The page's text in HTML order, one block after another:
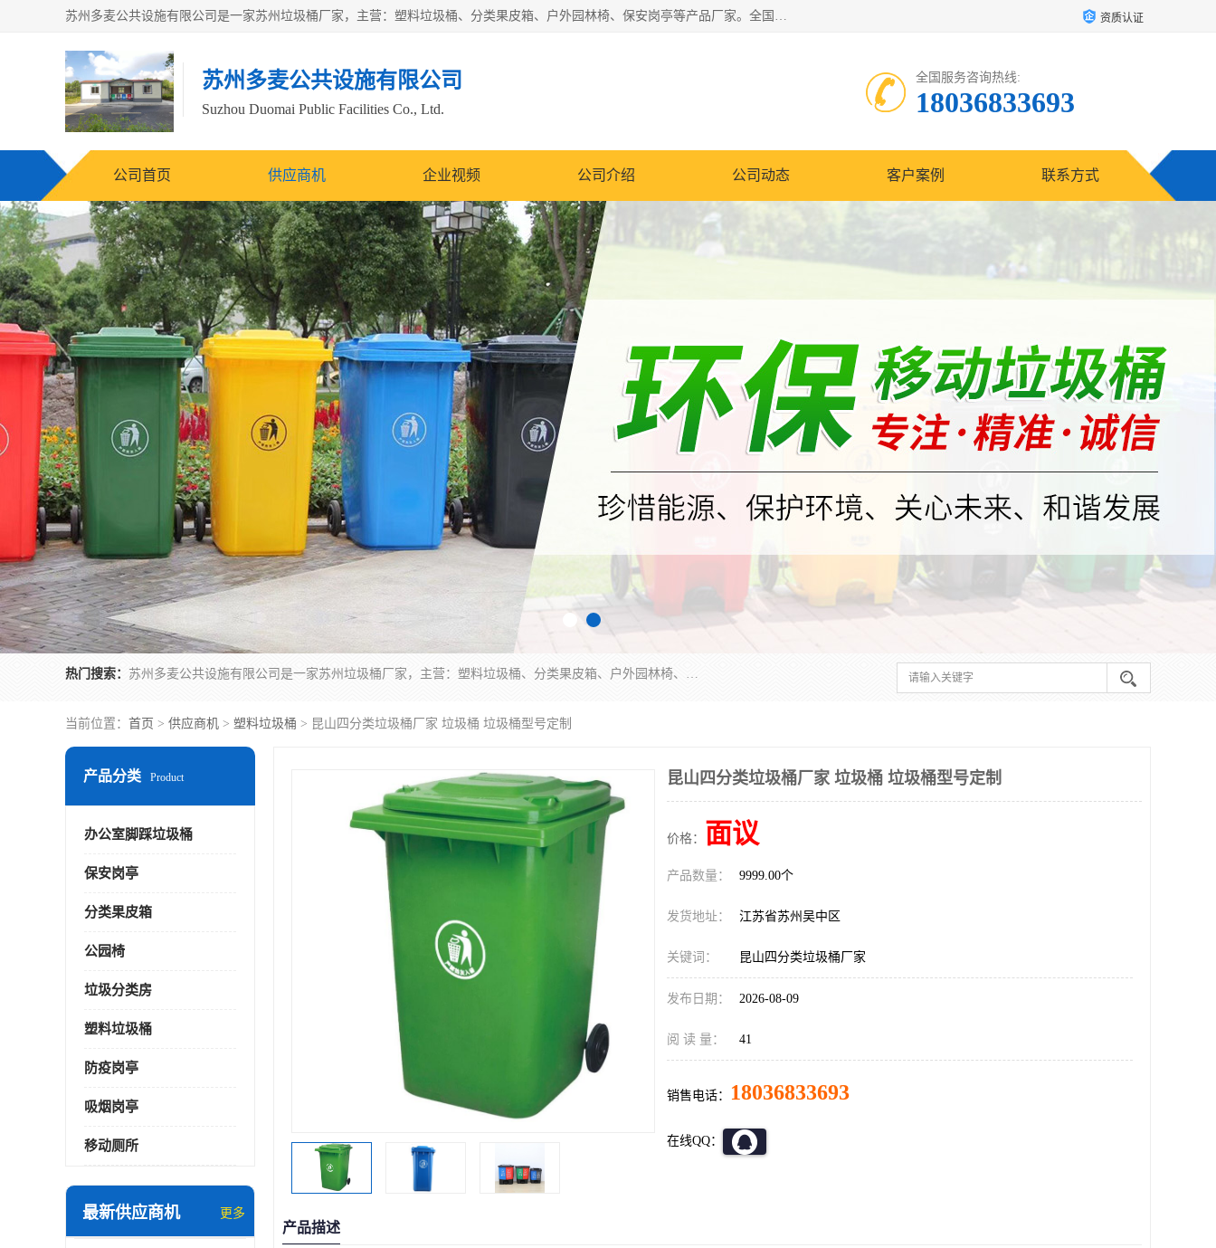
苏州多麦公共设施有限公司是一家苏州垃圾桶厂家，主营：塑料垃圾桶、分类果皮箱、户外园林椅、保安岗亭等产品厂家。全国统一热线电话：17105580222。公司组建完善的团队。设计人员，能根据客户要求，提供适合的设计方案，来满足客户的需求。 资质认证
苏州多麦公共设施有限公司
Suzhou Duomai Public Facilities Co., Ltd.
全国服务咨询热线:
18036833693
公司首页 供应商机 企业视频 公司介绍 公司动态 客户案例 联系方式
热门搜索： 苏州多麦公共设施有限公司是一家苏州垃圾桶厂家，主营：塑料垃圾桶、分类果皮箱、户外园林椅、保安岗亭等产品厂家。全国统一热线电话：17105580222。公司组建完善的团队。设计人员，能根据客户要求，提供适合的设计方案，来满足客户的需求。
当前位置： 首页 > 供应商机 > 塑料垃圾桶 > 昆山四分类垃圾桶厂家 垃圾桶 垃圾桶型号定制
产品分类 Product
办公室脚踩垃圾桶
保安岗亭
分类果皮箱
公园椅
垃圾分类房
塑料垃圾桶
防疫岗亭
吸烟岗亭
移动厕所
最新供应商机 更多
昆山四分类垃圾桶厂家 垃圾桶 垃圾桶型号定制
价格： 面议
产品数量： 9999.00个
发货地址： 江苏省苏州吴中区
关键词： 昆山四分类垃圾桶厂家
发布日期： 2026-08-09
阅 读 量： 41
销售电话： 18036833693
在线QQ：
产品描述